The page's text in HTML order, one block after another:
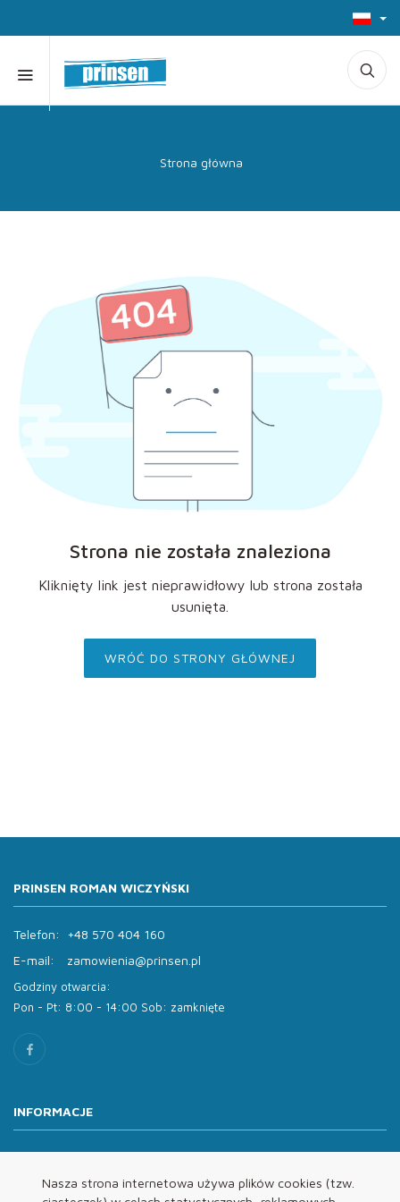
Nasza strona internetowa używa plików cookies (tzw.
Strona główna
Strona nie została znaleziona
Kliknięty link jest nieprawidłowy lub strona została
usunięta.
WRÓĆ DO STRONY GŁÓWNEJ
PRINSEN ROMAN WICZYŃSKI
Telefon:
+48 570 404 160
E-mail:
zamowienia@prinsen.pl
Godziny otwarcia:
Pon - Pt: 8:00 - 14:00 Sob: zamknięte
INFORMACJE
Oferta